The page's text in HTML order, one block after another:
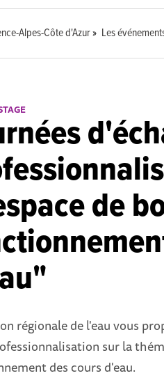
Alpes-Côte d'Azur Les
de
régionale de l'eau vous
sur la
des cours d'eau.